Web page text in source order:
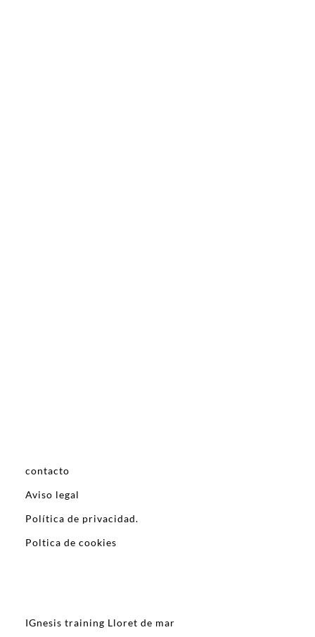
contacto
Aviso legal
Política de privacidad.
Poltica de cookies
IGnesis training Lloret de mar